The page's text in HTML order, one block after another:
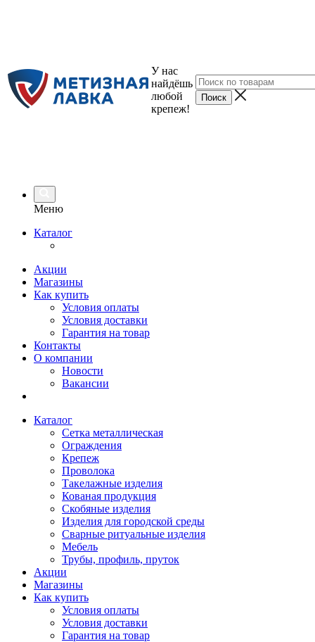
У нас
найдёшь
любой
крепеж!
Меню
Каталог
Акции
Магазины
Как купить
Условия оплаты
Условия доставки
Гарантия на товар
Контакты
О компании
Новости
Вакансии
Каталог
Сетка металлическая
Ограждения
Крепеж
Проволока
Такелажные изделия
Кованая продукция
Скобяные изделия
Изделия для городской среды
Сварные ритуальные изделия
Мебель
Трубы, профиль, пруток
Акции
Магазины
Как купить
Условия оплаты
Условия доставки
Гарантия на товар